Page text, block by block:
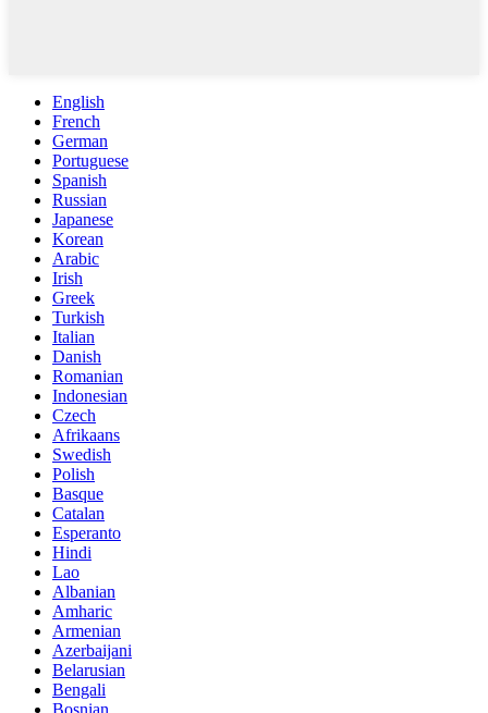
English
French
German
Portuguese
Spanish
Russian
Japanese
Korean
Arabic
Irish
Greek
Turkish
Italian
Danish
Romanian
Indonesian
Czech
Afrikaans
Swedish
Polish
Basque
Catalan
Esperanto
Hindi
Lao
Albanian
Amharic
Armenian
Azerbaijani
Belarusian
Bengali